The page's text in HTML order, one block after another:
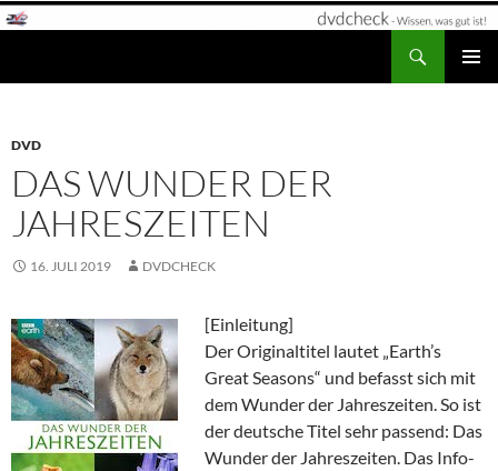
Zum
DVD
DAS WUNDER DER
JAHRESZEITEN
16. JULI 2019 DVDCHECK
[Einleitung]
Der Originaltitel lautet „Earth’s
Great Seasons“ und befasst sich mit
dem Wunder der Jahreszeiten. So ist
der deutsche Titel sehr passend: Das
Wunder der Jahreszeiten. Das Info-